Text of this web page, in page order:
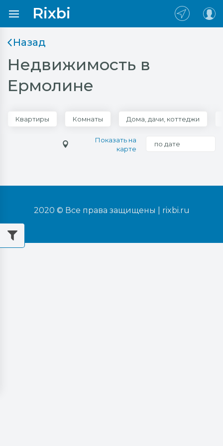
Rixbi
Назад
Недвижимость в
Ермолине
Квартиры Комнаты Дома, дачи, коттеджи
Показать на
карте
по дате
2020 © Все права защищены | rixbi.ru